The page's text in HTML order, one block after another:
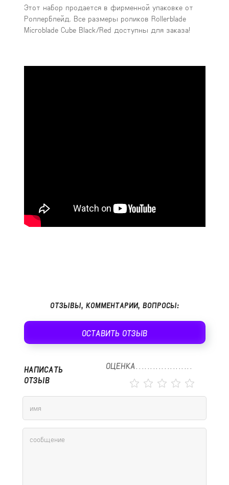
Этот набор продается в фирменной упаковке от
Роллерблейд. Все размеры роликов Rollerblade
Microblade Cube Black/Red доступны для заказа!
ОТЗЫВЫ, КОММЕНТАРИИ, ВОПРОСЫ:
ОСТАВИТЬ ОТЗЫВ
НАПИСАТЬ
ОТЗЫВ
ОЦЕНКА